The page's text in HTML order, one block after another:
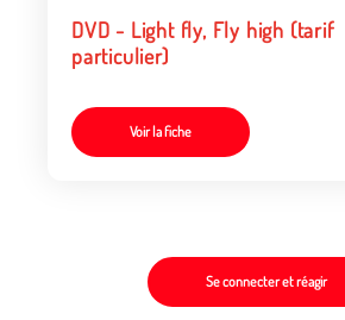
DVD - Light fly, Fly high (tarif
particulier)
Voir la fiche
Se connecter et réagir